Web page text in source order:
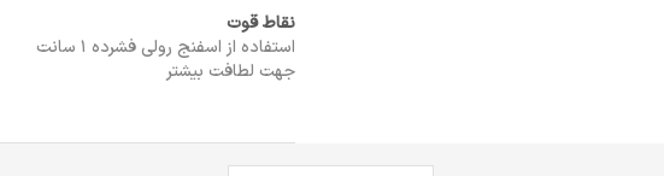
نقاط قوت
استفاده از اسفنج رولی فشرده 1 سانت
جهت لطافت بیشتر